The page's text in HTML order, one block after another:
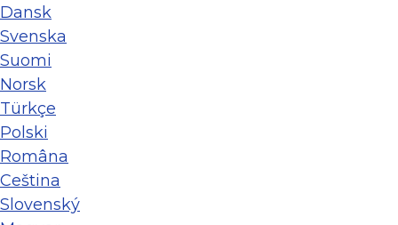
Dansk
Svenska
Suomi
Norsk
Türkçe
Polski
Româna
Ceština
Slovenský